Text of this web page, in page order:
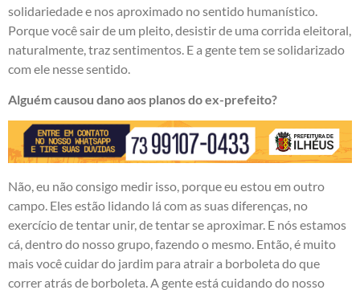
solidariedade e nos aproximado no sentido humanístico.
Porque você sair de um pleito, desistir de uma corrida eleitoral,
naturalmente, traz sentimentos. E a gente tem se solidarizado
com ele nesse sentido.
Alguém causou dano aos planos do ex-prefeito?
Não, eu não consigo medir isso, porque eu estou em outro
campo. Eles estão lidando lá com as suas diferenças, no
exercício de tentar unir, de tentar se aproximar. E nós estamos
cá, dentro do nosso grupo, fazendo o mesmo. Então, é muito
mais você cuidar do jardim para atrair a borboleta do que
correr atrás de borboleta. A gente está cuidando do nosso